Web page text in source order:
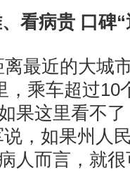
看病贵 口碑“
离最近的大
乘车超过10
果这里看不
，如果州人
人而言，就